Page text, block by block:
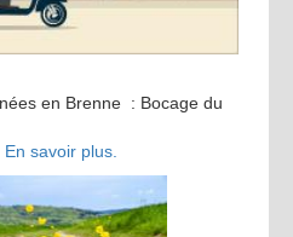
en Brenne : Bocage du
En savoir plus.